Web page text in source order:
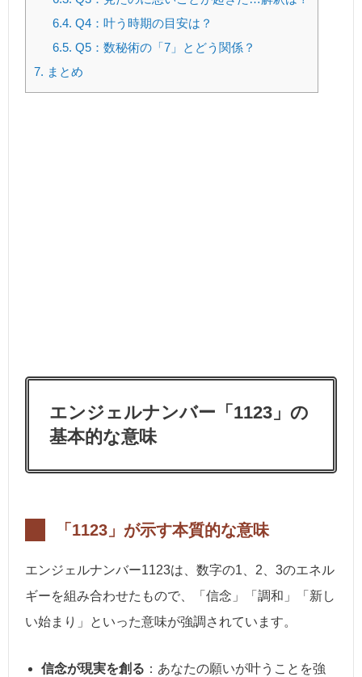
6.4. Q4：叶う時期の目安は？
6.5. Q5：数秘術の「7」とどう関係？
7. まとめ
エンジェルナンバー「1123」の
基本的な意味
「1123」が示す本質的な意味
エンジェルナンバー1123は、数字の1、2、3のエネル
ギーを組み合わせたもので、「信念」「調和」「新し
い始まり」といった意味が強調されています。
信念が現実を創る ：あなたの願いが叶うことを強